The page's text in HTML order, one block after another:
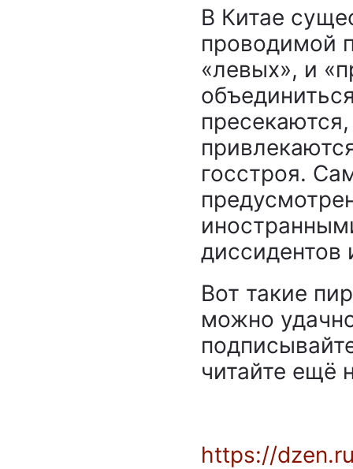
В Китае
проводимой
«левых», и
госстроя.
Вот такие
можно
читайте ещё
https://